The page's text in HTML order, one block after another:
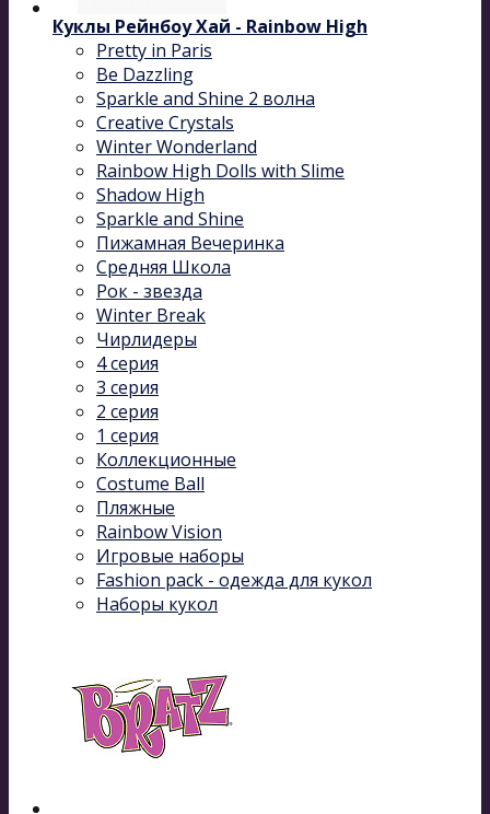
Куклы Рейнбоу Хай - Rainbow High
Pretty in Paris
Be Dazzling
Sparkle and Shine 2 волна
Сreative Сrystals
Winter Wonderland
Rainbow High Dolls with Slime
Shadow High
Sparkle and Shine
Пижамная Вечеринка
Средняя Школа
Рок - звезда
Winter Break
Чирлидеры
4 серия
3 серия
2 серия
1 серия
Коллекционные
Costume Ball
Пляжные
Rainbow Vision
Игровые наборы
Fashion pack - одежда для кукол
Наборы кукол